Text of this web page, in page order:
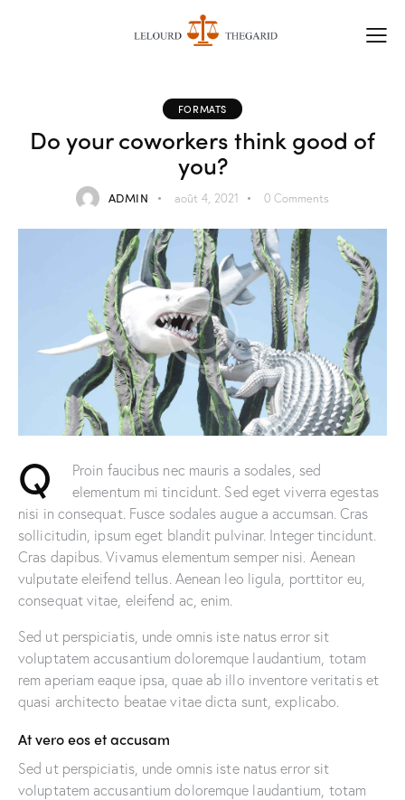
FORMATS
Do your coworkers think good of
you?
ADMIN août 4, 2021 0 Comments
Q
Proin faucibus nec mauris a sodales, sed
elementum mi tincidunt. Sed eget viverra egestas
nisi in consequat. Fusce sodales augue a accumsan. Cras
sollicitudin, ipsum eget blandit pulvinar. Integer tincidunt.
Cras dapibus. Vivamus elementum semper nisi. Aenean
vulputate eleifend tellus. Aenean leo ligula, porttitor eu,
consequat vitae, eleifend ac, enim.
Sed ut perspiciatis, unde omnis iste natus error sit
voluptatem accusantium doloremque laudantium, totam
rem aperiam eaque ipsa, quae ab illo inventore veritatis et
quasi architecto beatae vitae dicta sunt, explicabo.
At vero eos et accusam
Sed ut perspiciatis, unde omnis iste natus error sit
voluptatem accusantium doloremque laudantium, totam